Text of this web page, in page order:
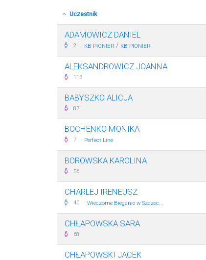
Uczestnik
ADAMOWICZ DANIEL
2 · KB PIONIER / KB PIONIER
ALEKSANDROWICZ JOANNA
113
BABYSZKO ALICJA
87
BOCHENKO MONIKA
7 · Perfect Line
BOROWSKA KAROLINA
56
CHARLEJ IRENEUSZ
40 · Wieczorne Bieganie w Szczec...
CHŁAPOWSKA SARA
68
CHŁAPOWSKI JACEK